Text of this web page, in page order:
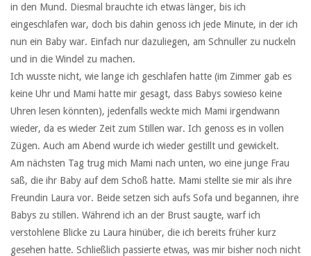
in den Mund. Diesmal brauchte ich etwas länger, bis ich
eingeschlafen war, doch bis dahin genoss ich jede Minute, in der ich
nun ein Baby war. Einfach nur dazuliegen, am Schnuller zu nuckeln
und in die Windel zu machen.
Ich wusste nicht, wie lange ich geschlafen hatte (im Zimmer gab es
keine Uhr und Mami hatte mir gesagt, dass Babys sowieso keine
Uhren lesen könnten), jedenfalls weckte mich Mami irgendwann
wieder, da es wieder Zeit zum Stillen war. Ich genoss es in vollen
Zügen. Auch am Abend wurde ich wieder gestillt und gewickelt.
Am nächsten Tag trug mich Mami nach unten, wo eine junge Frau
saß, die ihr Baby auf dem Schoß hatte. Mami stellte sie mir als ihre
Freundin Laura vor. Beide setzen sich aufs Sofa und begannen, ihre
Babys zu stillen. Während ich an der Brust saugte, warf ich
verstohlene Blicke zu Laura hinüber, die ich bereits früher kurz
gesehen hatte. Schließlich passierte etwas, was mir bisher noch nicht